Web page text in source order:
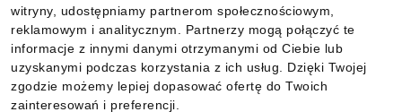
witryny, udostępniamy partnerom społecznościowym,
reklamowym i analitycznym. Partnerzy mogą połączyć te
informacje z innymi danymi otrzymanymi od Ciebie lub
uzyskanymi podczas korzystania z ich usług. Dzięki Twojej
zgodzie możemy lepiej dopasować ofertę do Twoich
zainteresowań i preferencji.
Pobierz naszą aplikację mobilną: